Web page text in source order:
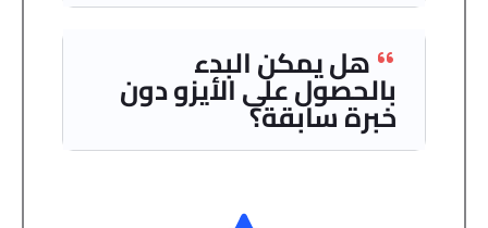
هل يمكن البدء
بالحصول على الأيزو دون
خبرة سابقة؟